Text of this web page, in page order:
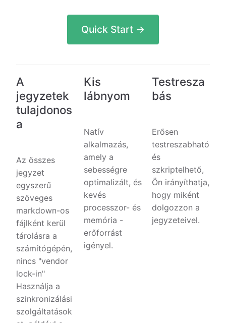
Quick Start →
A
jegyzetek
tulajdonos
a
Az összes
jegyzet
egyszerű
szöveges
markdown-os
fájlként kerül
tárolásra a
számítógépén,
nincs "vendor
lock-in"
Használja a
szinkronizálási
szolgáltatások
Kis
lábnyom
Natív
alkalmazás,
amely a
sebességre
optimalizált, és
kevés
processzor- és
memória -
erőforrást
igényel.
Testresza
bás
Erősen
testreszabható
és
szkriptelhető,
Ön irányíthatja,
hogy miként
dolgozzon a
jegyzeteivel.